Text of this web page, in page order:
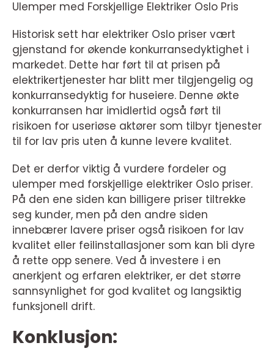
Ulemper med Forskjellige Elektriker Oslo Pris
Historisk sett har elektriker Oslo priser vært
gjenstand for økende konkurransedyktighet i
markedet. Dette har ført til at prisen på
elektrikertjenester har blitt mer tilgjengelig og
konkurransedyktig for huseiere. Denne økte
konkurransen har imidlertid også ført til
risikoen for useriøse aktører som tilbyr tjenester
til for lav pris uten å kunne levere kvalitet.
Det er derfor viktig å vurdere fordeler og
ulemper med forskjellige elektriker Oslo priser.
På den ene siden kan billigere priser tiltrekke
seg kunder, men på den andre siden
innebærer lavere priser også risikoen for lav
kvalitet eller feilinstallasjoner som kan bli dyre
å rette opp senere. Ved å investere i en
anerkjent og erfaren elektriker, er det større
sannsynlighet for god kvalitet og langsiktig
funksjonell drift.
Konklusjon: